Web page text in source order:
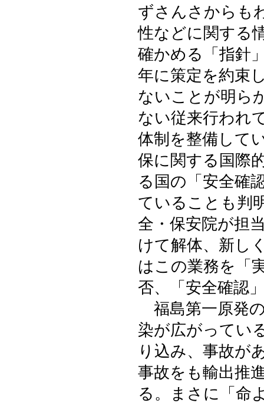
ずさんさからも
性などに関する
確かめる「指針
年に策定を約束
ないことが明ら
ない従来行われ
体制を整備して
保に関する国際
る国の「安全確
ていることも判
全・保安院が担
けて解体、新し
はこの業務を「
否、「安全確認
福島第一原発
染が広がってい
り込み、事故が
事故をも輸出推
る。まさに「命